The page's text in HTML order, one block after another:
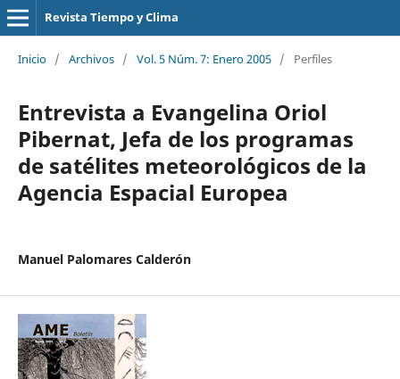
Revista Tiempo y Clima
Inicio / Archivos / Vol. 5 Núm. 7: Enero 2005 / Perfiles
Entrevista a Evangelina Oriol
Pibernat, Jefa de los programas
de satélites meteorológicos de la
Agencia Espacial Europea
Manuel Palomares Calderón